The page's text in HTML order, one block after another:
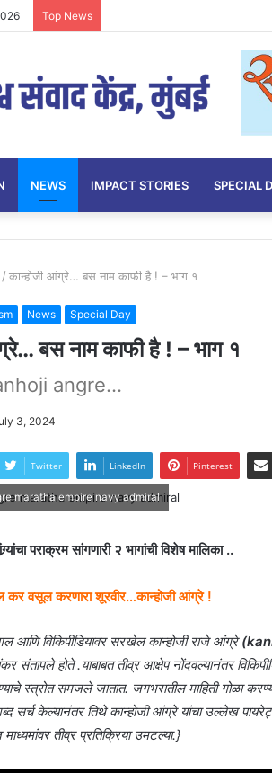
Top News
NEWS IMPACT STORIES SPECIAL
/ कान्होजी आंग्रे… बस नाम काफी है ! – भाग १
News Special Day
बस नाम काफी है ! – भाग १
angre...
3, 2024
Twitter LinkedIn Pinterest
maratha empire navy admiral
पराक्रम सांगणारी २ भागांची विशेष मालिका ..
वसूल करणारा शूरवीर…कान्होजी आंग्रे !
आणि विकिपीडियावर सरखेल कान्होजी राजे आंग्रे
संतापले होते .याबाबत तीव्र आक्षेप नोंदवल्यानंतर
स्त्रोत समजले जातात. जगभरातील माहिती गोळा
सर्च केल्यानंतर तिथे कान्होजी आंग्रे यांचा उल्लेख
तीव्र प्रतिक्रिया उमटल्या.}